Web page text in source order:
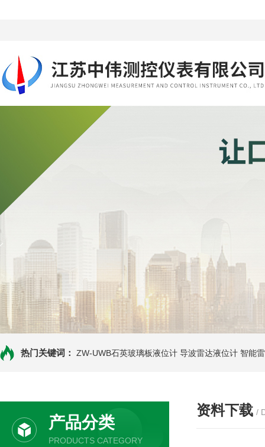
热门关键词： ZW-UWB石英玻璃板液位计 导波雷达液位计 智能
产品分类
PRODUCTS CATEGORY
资料下载 /